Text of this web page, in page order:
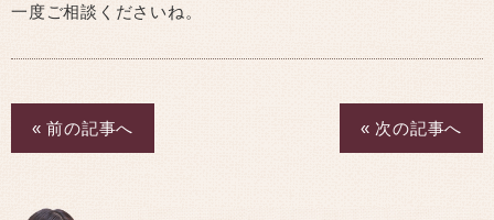
一度ご相談くださいね。
« 前の記事へ « 次の記事へ